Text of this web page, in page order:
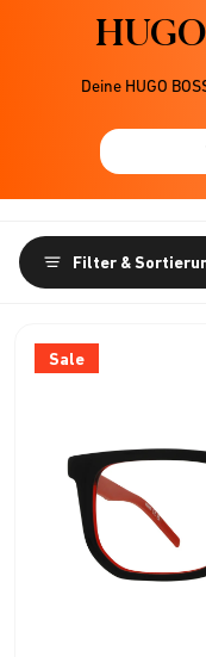
Deine HUGO
Filter &
Sale